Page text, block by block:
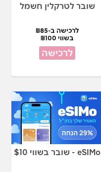
שובר לטרקלין חשמל
לרכישה ב-₪85
בשווי ₪100
לרכישה
eSIMo - שובר בשווי $10